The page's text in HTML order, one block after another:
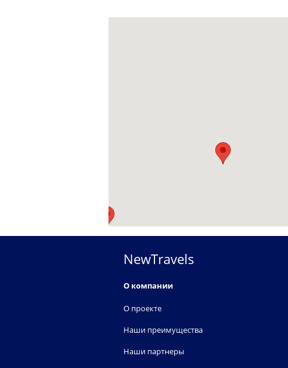
Zona Norte
Юго-
NewTravels
О компании
О проекте
Наши преимущества
Наши партнеры